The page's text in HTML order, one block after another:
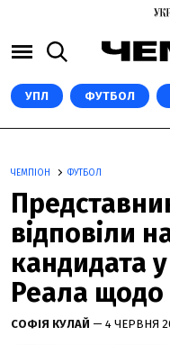
УПЛ ФУТБОЛ
ЧЕМПІОН ФУТБОЛ
відповіли
кандидата
Реала
СОФІЯ КУЛАЙ — 4 ЧЕРВНЯ